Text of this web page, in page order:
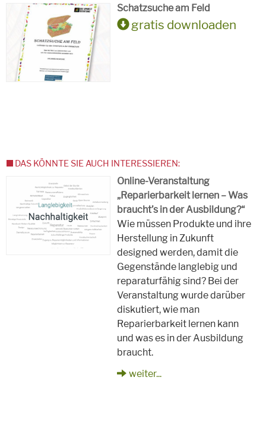
Schatzsuche am Feld
gratis downloaden
DAS KÖNNTE SIE AUCH INTERESSIEREN:
Online-Veranstaltung
„Reparierbarkeit lernen – Was
braucht’s in der Ausbildung?“
Wie müssen Produkte und ihre
Herstellung in Zukunft
designed werden, damit die
Gegenstände langlebig und
reparaturfähig sind? Bei der
Veranstaltung wurde darüber
diskutiert, wie man
Reparierbarkeit lernen kann
und was es in der Ausbildung
braucht.
weiter...